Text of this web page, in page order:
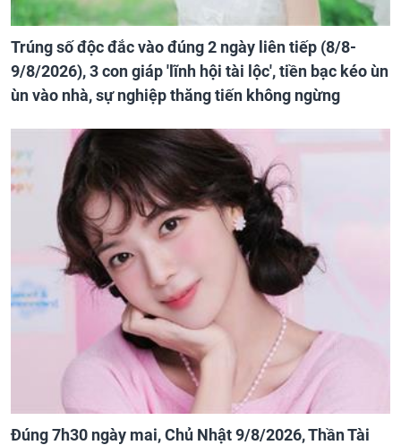
Trúng số độc đắc vào đúng 2 ngày liên tiếp (8/8-
9/8/2026), 3 con giáp 'lĩnh hội tài lộc', tiền bạc kéo ùn
ùn vào nhà, sự nghiệp thăng tiến không ngừng
Đúng 7h30 ngày mai, Chủ Nhật 9/8/2026, Thần Tài